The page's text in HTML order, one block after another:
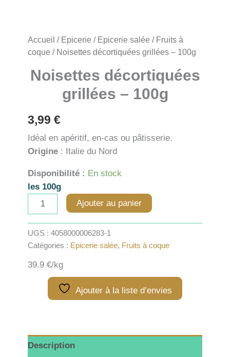
Accueil / Epicerie / Epicerie salée / Fruits à
coque / Noisettes décortiquées grillées – 100g
Noisettes décortiquées
grillées – 100g
3,99 €
Idéal en apéritif, en-cas ou pâtisserie.
Origine : Italie du Nord
Disponibilité : En stock
les 100g
décortiquées
-
100g
Ajouter au panier
UGS : 4058000006283-1
Catégories : Epicerie salée, Fruits à coque
39.9 €/kg
Ajouter à la liste d’envies
Description